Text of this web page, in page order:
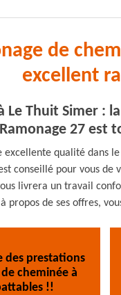
de
excellent
Le Thuit Simer :
Ramonage 27 est
excellente qualité dans
conseillé pour vous
livrera un travail
propos de ses offres,
des prestations
cheminée à
!!